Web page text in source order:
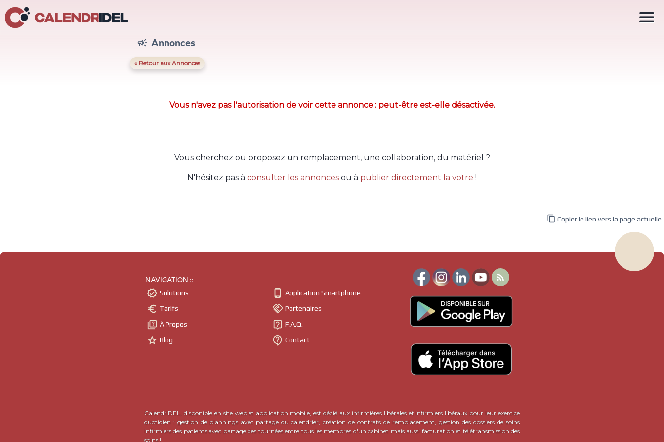
 Annonces
« Retour aux Annonces
Vous n'avez pas l'autorisation de voir cette annonce : peut-être est-elle désactivée.
Vous cherchez ou proposez un remplacement, une collaboration, du matériel ?
N'hésitez pas à consulter les annonces ou à publier directement la votre !

 Copier le lien vers la page actuelle
NAVIGATION ::
 Solutions
 Tarifs
 À Propos
 Blog
 Application Smartphone
 Partenaires
 F.A.Q.
 Contact

CalendrIDEL, disponible en site web et application mobile, est dédié aux infirmières libérales et infirmiers libéraux pour leur exercice
quotidien : gestion de plannings avec partage du calendrier, création de contrats de remplacement, gestion des dossiers de soins
infirmiers des patients avec partage des tournées entre tous les membres d'un cabinet mais aussi facturation et télétransmission des
soins !